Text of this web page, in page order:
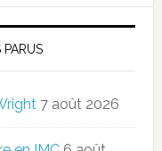
PARUS
7 août 2026